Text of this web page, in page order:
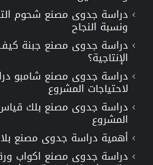
دراسة جدوى مصنع شحوم
ونسبة النجاح
دراسة جدوى مصنع جبنة
الإنتاجية؟
دراسة جدوى مصنع شامبو
لاحتياجات المشروع
دراسة جدوى مصنع بلك
المشروع
أهمية دراسة جدوى مصنع
دراسة جدوى مصنع اكواب